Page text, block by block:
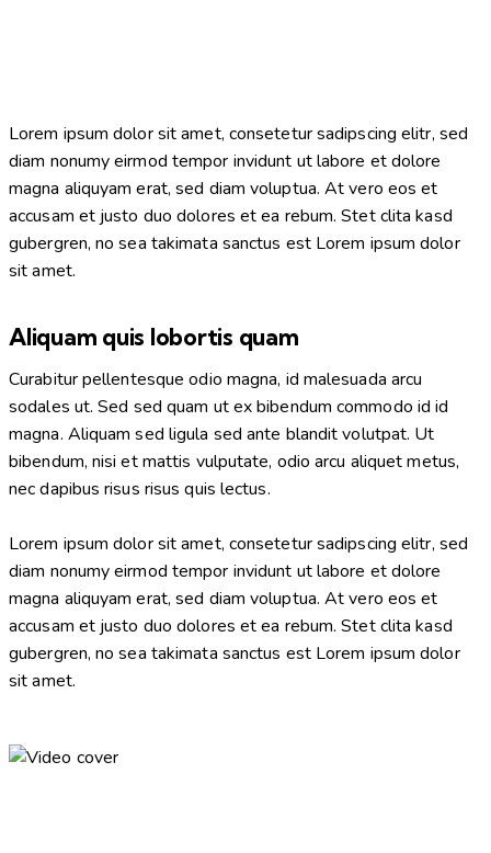
Lorem ipsum dolor sit amet, consetetur sadipscing elitr, sed
diam nonumy eirmod tempor invidunt ut labore et dolore
magna aliquyam erat, sed diam voluptua. At vero eos et
accusam et justo duo dolores et ea rebum. Stet clita kasd
gubergren, no sea takimata sanctus est Lorem ipsum dolor
sit amet.
Aliquam quis lobortis quam
Curabitur pellentesque odio magna, id malesuada arcu
sodales ut. Sed sed quam ut ex bibendum commodo id id
magna. Aliquam sed ligula sed ante blandit volutpat. Ut
bibendum, nisi et mattis vulputate, odio arcu aliquet metus,
nec dapibus risus risus quis lectus.
Lorem ipsum dolor sit amet, consetetur sadipscing elitr, sed
diam nonumy eirmod tempor invidunt ut labore et dolore
magna aliquyam erat, sed diam voluptua. At vero eos et
accusam et justo duo dolores et ea rebum. Stet clita kasd
gubergren, no sea takimata sanctus est Lorem ipsum dolor
sit amet.